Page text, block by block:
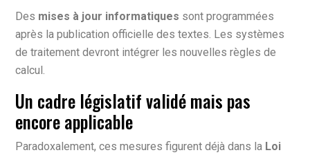
Des mises à jour informatiques sont programmées
après la publication officielle des textes. Les systèmes
de traitement devront intégrer les nouvelles règles de
calcul.
Un cadre législatif validé mais pas
encore applicable
Paradoxalement, ces mesures figurent déjà dans la Loi